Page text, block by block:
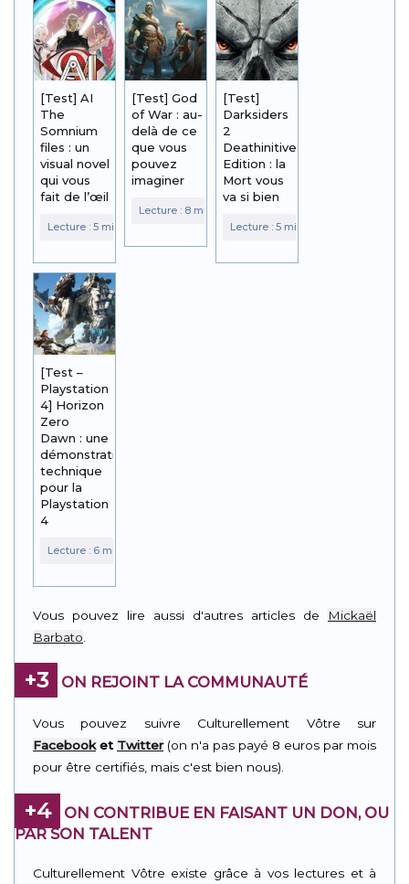
[Test] AI
The
Somnium
files : un
visual novel
qui vous
fait de l’œil
[Test] God
of War : au-
delà de ce
que vous
pouvez
imaginer
[Test]
Darksiders
2
Deathinitive
Edition : la
Mort vous
va si bien
[Test –
Playstation
4] Horizon
Zero
Dawn : une
démonstration
technique
pour la
Playstation
4
Vous pouvez lire aussi d'autres articles de
Mickaël
Barbato
+3 ON REJOINT LA COMMUNAUTÉ
Vous pouvez suivre Culturellement Vôtre sur
Facebooket Twitter(on n'a pas payé 8 euros par mois
pour être certifiés, mais c'est bien nous).
+4
ON CONTRIBUE EN FAISANT UN DON, OU
PAR SON TALENT
Culturellement Vôtre existe grâce à vos lectures et à